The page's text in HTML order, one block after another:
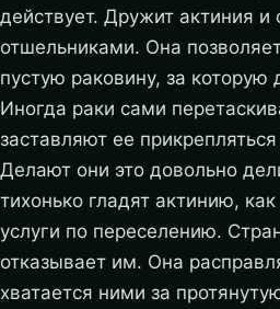
действует. Дружит актиния и
отшельниками. Она
пустую раковину, за которую
Иногда раки сами
заставляют ее
Делают они это довольно
тихонько гладят актинию,
услуги по переселению.
отказывает им. Она
хватается ними за